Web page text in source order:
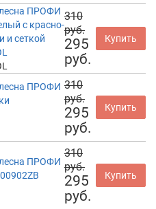
ПРОФИ
с красно-
и сеткой
310
руб.
295
руб.
Купить
ПРОФИ 310
руб.
295
руб.
Купить
ПРОФИ
310
руб.
295
руб.
Купить